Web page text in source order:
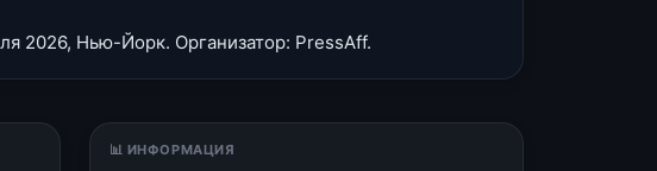
2026, Нью-Йорк. Организатор: PressAff.
📊 ИНФОРМАЦИЯ